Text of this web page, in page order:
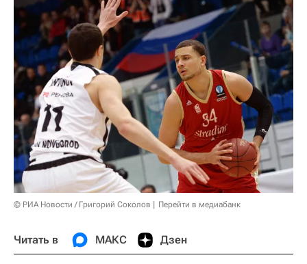
© РИА Новости / Григорий Соколов Перейти в медиабанк
Читать в МАКС Дзен